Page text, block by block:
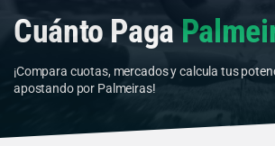
Cuánto Paga
¡Compara cuotas, mercados y calcula tus
apostando por Palmeiras!